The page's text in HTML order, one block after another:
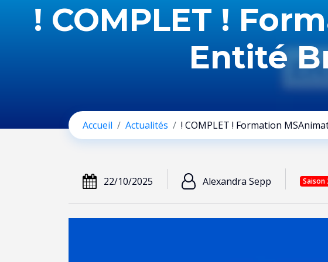
! COMPLET !
Entité
Accueil Actualités ! COMPLET ! Formation
22/10/2025 Alexandra Sepp Saison